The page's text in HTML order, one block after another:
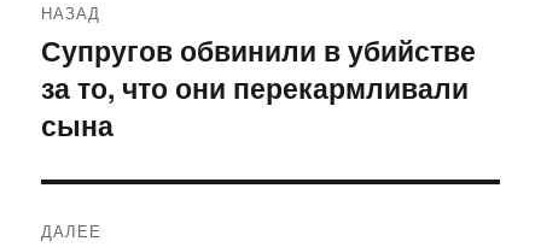
по
записям
НАЗАД
Предыдущая
запись:
Супругов обвинили в убийстве
за то, что они перекармливали
сына
ДАЛЕЕ